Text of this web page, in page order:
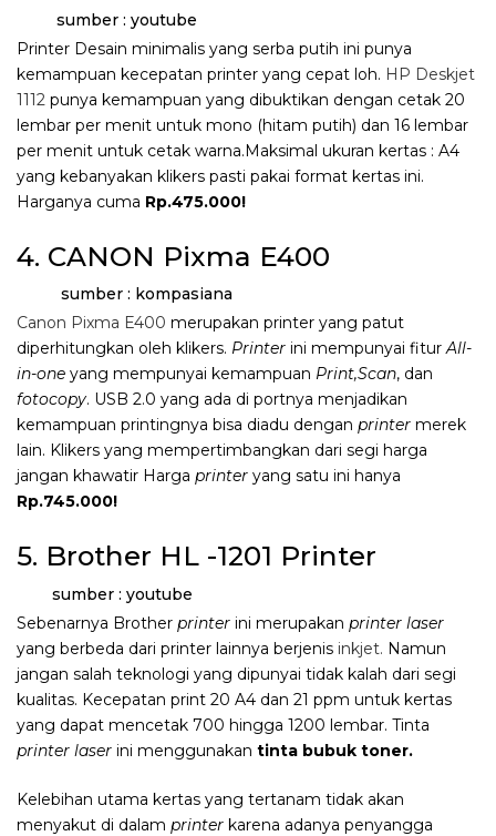
sumber : youtube
Printer Desain minimalis yang serba putih ini punya
kemampuan kecepatan printer yang cepat loh. HP Deskjet
1112 punya kemampuan yang dibuktikan dengan cetak 20
lembar per menit untuk mono (hitam putih) dan 16 lembar
per menit untuk cetak warna.Maksimal ukuran kertas : A4
yang kebanyakan klikers pasti pakai format kertas ini.
Harganya cuma Rp.475.000!
4. CANON Pixma E400
sumber : kompasiana
Canon Pixma E400 merupakan printer yang patut
diperhitungkan oleh klikers. Printer ini mempunyai fiturAll-
in-one yang mempunyai kemampuan Print,Scan, dan
fotocopy. USB 2.0 yang ada di portnya menjadikan
kemampuan printingnya bisa diadu dengan printer merek
lain. Klikers yang mempertimbangkan dari segi harga
jangan khawatir Harga printer yang satu ini hanya
Rp.745.000!
5. Brother HL -1201 Printer
sumber : youtube
Sebenarnya Brother printer ini merupakan printer laser
yang berbeda dari printer lainnya berjenis inkjet. Namun
jangan salah teknologi yang dipunyai tidak kalah dari segi
kualitas. Kecepatan print 20 A4 dan 21 ppm untuk kertas
yang dapat mencetak 700 hingga 1200 lembar. Tinta
printer laser ini menggunakan tinta bubuk toner.
Kelebihan utama kertas yang tertanam tidak akan
menyakut di dalam printer karena adanya penyangga